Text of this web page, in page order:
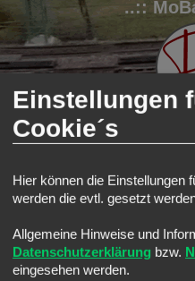
..::
FAQ
Modellbahnforum Forum
Aktive Themen
Zur erweiterten Suche
Die Suche ergab 0
Einstellungen
Cookie´s
Hier können die Einstellungen
werden die evtl. gesetzt
Allgemeine Hinweise und
Datenschutzerklärung bzw.
eingesehen werden.